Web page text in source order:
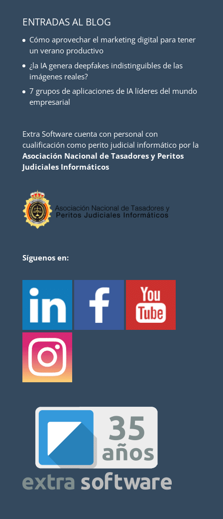
ENTRADAS AL BLOG
Cómo aprovechar el marketing digital para tener
un verano productivo
¿la IA genera deepfakes indistinguibles de las
imágenes reales?
7 grupos de aplicaciones de IA líderes del mundo
empresarial
Extra Software cuenta con personal con
cualificación como perito judicial informático por la
Asociación Nacional de Tasadores y Peritos
Judiciales Informáticos
Síguenos en: